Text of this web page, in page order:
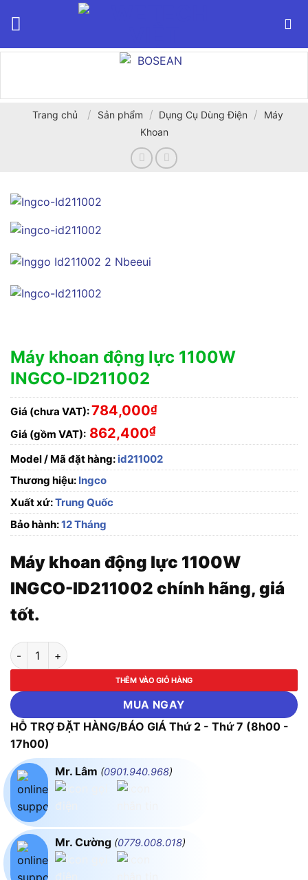
Trang chủ / Sản phẩm / Dụng Cụ Dùng Điện /
Máy
Khoan
Máy khoan động lực 1100W
INGCO-ID211002
Giá (chưa VAT):784,000₫
Giá (gồm VAT): 862,400₫
Model / Mã đặt hàng: id211002
Thương hiệu: Ingco
Xuất xứ:Trung Quốc
Bảo hành:12 Tháng
Máy khoan động lực 1100W
INGCO-ID211002 chính hãng, giá
tốt.
Máy khoan động lực 1100W INGCO-ID211002 số lượng
THÊM VÀO GIỎ HÀNG
MUA NGAY
HỖ TRỢ ĐẶT HÀNG/BÁO GIÁ Thứ 2 - Thứ 7 (8h00 -
17h00)
Mr. Lâm (0901.940.968)
Mr. Cường (0779.008.018)